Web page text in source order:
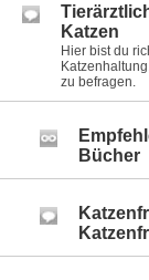
Katzen
Hier bist du
zu befragen.
Bücher